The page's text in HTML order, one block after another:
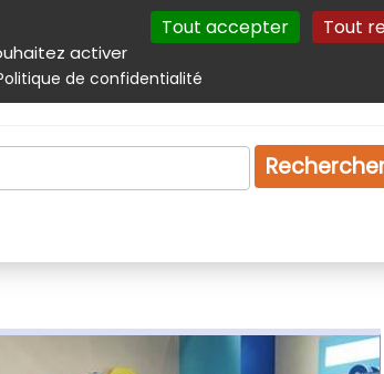
activer
Tout accepter Tout
de confidentialité
Autres services Plan du site
Emploi Droit